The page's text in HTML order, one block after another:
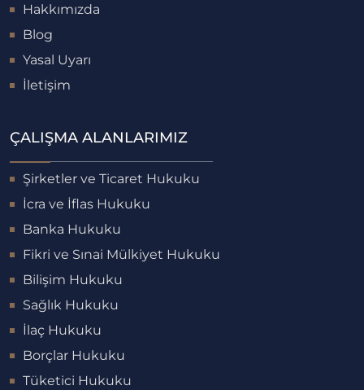
Hakkımızda
Blog
Yasal Uyarı
İletişim
ÇALIŞMA ALANLARIMIZ
Şirketler ve Ticaret Hukuku
İcra ve İflas Hukuku
Banka Hukuku
Fikri ve Sınai Mülkiyet Hukuku
Bilişim Hukuku
Sağlık Hukuku
İlaç Hukuku
Borçlar Hukuku
Tüketici Hukuku